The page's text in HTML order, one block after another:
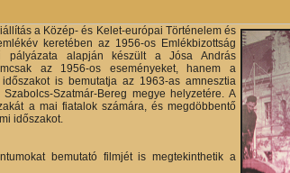
a Közép- és Kelet-európai Történelem és
keretében az 1956-os Emlékbizottság
pályázata alapján készült a Jósa András
az 1956-os eseményeket, hanem a
is bemutatja az 1963-as amnesztia
Szatmár-Bereg megye helyzetére. A
a mai fiatalok számára, és megdöbbentő
időszakot.
bemutató filmjét is megtekinthetik a